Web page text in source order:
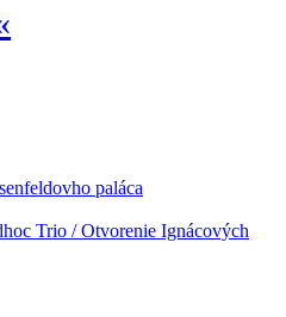
paláca
Trio / Otvorenie Ignácových